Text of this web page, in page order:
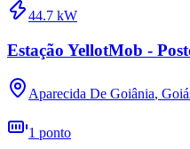
44.7 kW
Estação YellotMob -
Aparecida De Goiânia,
1 ponto